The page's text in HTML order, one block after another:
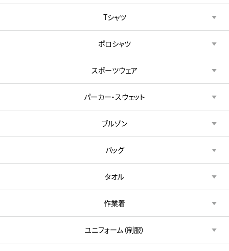
Tシャツ
ポロシャツ
スポーツウェア
パーカー・スウェット
ブルゾン
バッグ
タオル
作業着
ユニフォーム（制服）